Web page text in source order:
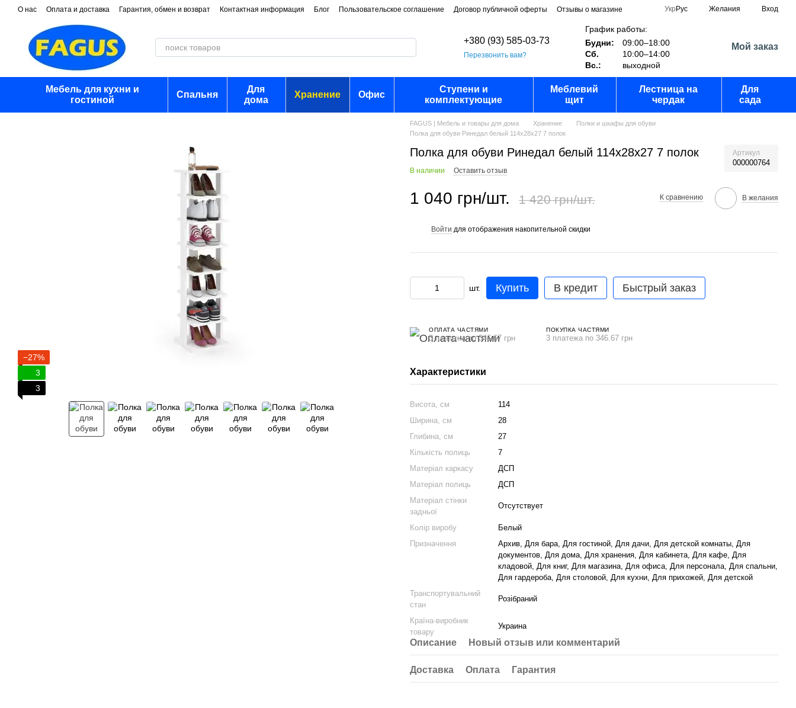
Перейти к основному контенту
О нас Оплата и доставка Гарантия, обмен и возврат Контактная информация Блог Пользовательское соглашение Договор публичной оферты Отзывы о магазине Укр Рус Желания Вход
+380 (93) 585-03-73
Перезвонить вам?
График работы:
Будни:
09:00–18:00
Сб.
10:00–14:00
Вс.:
выходной
Мой заказ
Мебель для кухни и
гостиной
Спальня
Для
дома
Хранение Офис
Ступени и
комплектующие
Меблевий
щит
Лестница на
чердак
Для
сада
−27%
3
3
FAGUS | Мебель и товары для дома Хранение
Полки и шкафы для обуви
Полка для обуви Ринедал белый 114х28х27 7 полок
Полка для обуви Ринедал белый 114х28х27 7 полок Артикул
000000764
В наличии Оставить отзыв
1 040 грн/шт. 1 420 грн/шт. К сравнению В желания
Войти для отображения накопительной скидки
шт. Купить В кредит Быстрый заказ
ОПЛАТА ЧАСТЯМИ
3 платежа по 346.67 грн
ПОКУПКА ЧАСТЯМИ
3 платежа по 346.67 грн
Характеристики
Висота, см
114
Ширина, см
28
Глибина, см
27
Кількість полиць
7
Матеріал каркасу
ДСП
Матеріал полиць
ДСП
Матеріал стінки
задньої
Отсутствует
Колір виробу
Белый
Призначення
Архив, Для бара, Для гостиной, Для дачи, Для детской комнаты, Для
документов, Для дома, Для хранения, Для кабинета, Для кафе, Для
кладовой, Для книг, Для магазина, Для офиса, Для персонала, Для спальни,
Для гардероба, Для столовой, Для кухни, Для прихожей, Для детской
Транспортувальний
стан
Розібраний
Країна-виробник
товару
Украина
Описание Новый отзыв или комментарий
Доставка Оплата Гарантия